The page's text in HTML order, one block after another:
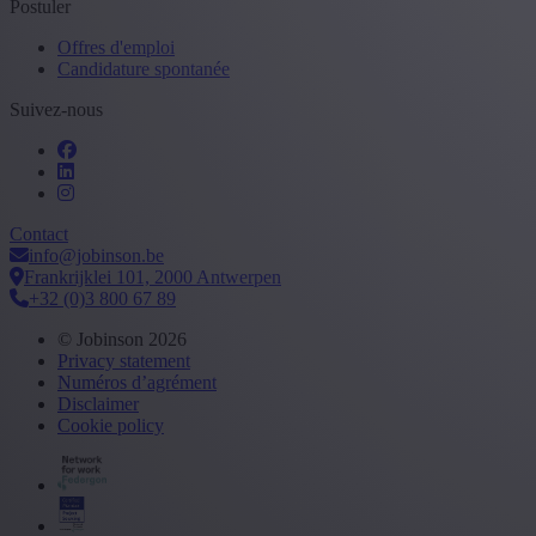
Postuler
Offres d'emploi
Candidature spontanée
Suivez-nous
Contact
info@jobinson.be
Frankrijklei 101, 2000 Antwerpen
+32 (0)3 800 67 89
© Jobinson 2026
Privacy statement
Numéros d’agrément
Disclaimer
Cookie policy